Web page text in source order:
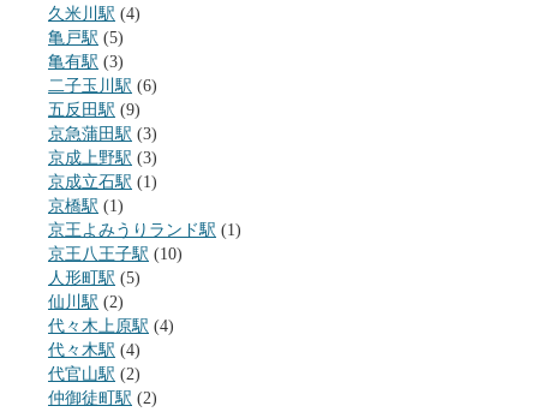
久米川駅 (4)
亀戸駅 (5)
亀有駅 (3)
二子玉川駅 (6)
五反田駅 (9)
京急蒲田駅 (3)
京成上野駅 (3)
京成立石駅 (1)
京橋駅 (1)
京王よみうりランド駅 (1)
京王八王子駅 (10)
人形町駅 (5)
仙川駅 (2)
代々木上原駅 (4)
代々木駅 (4)
代官山駅 (2)
仲御徒町駅 (2)